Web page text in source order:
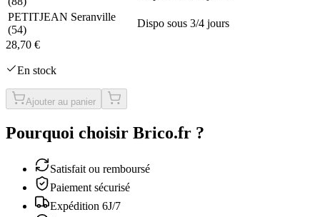
PETITJEAN Seranville
(54)
Dispo sous 3/4 jours
28,70 €
En stock
Ajouter au panier
Pourquoi choisir Brico.fr ?
Satisfait ou remboursé
Paiement sécurisé
Expédition 6J/7